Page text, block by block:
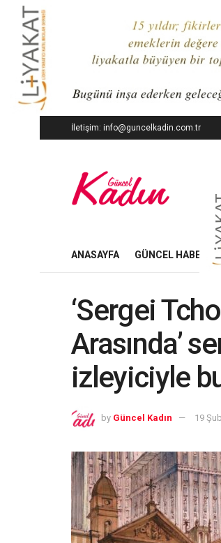
İletişim: info@guncelkadin.com.tr
ANASAYFA GÜNCEL
‘Sergei
Arasında’
izleyiciyle
by Güncel Kadın 19